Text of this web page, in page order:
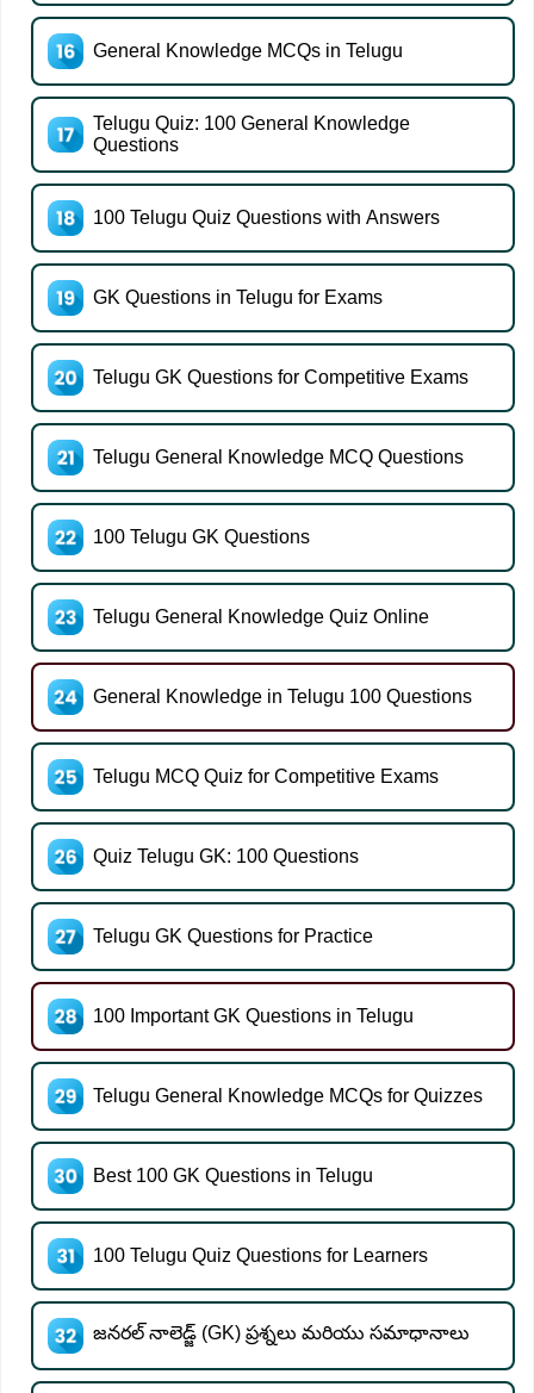
General Knowledge MCQs in Telugu
Telugu Quiz: 100 General Knowledge
Questions
100 Telugu Quiz Questions with Answers
GK Questions in Telugu for Exams
Telugu GK Questions for Competitive Exams
Telugu General Knowledge MCQ Questions
100 Telugu GK Questions
Telugu General Knowledge Quiz Online
General Knowledge in Telugu 100 Questions
Telugu MCQ Quiz for Competitive Exams
Quiz Telugu GK: 100 Questions
Telugu GK Questions for Practice
100 Important GK Questions in Telugu
Telugu General Knowledge MCQs for Quizzes
Best 100 GK Questions in Telugu
100 Telugu Quiz Questions for Learners
జనరల్ నాలెడ్జ్ (GK) ప్రశ్నలు మరియు సమాధానాలు